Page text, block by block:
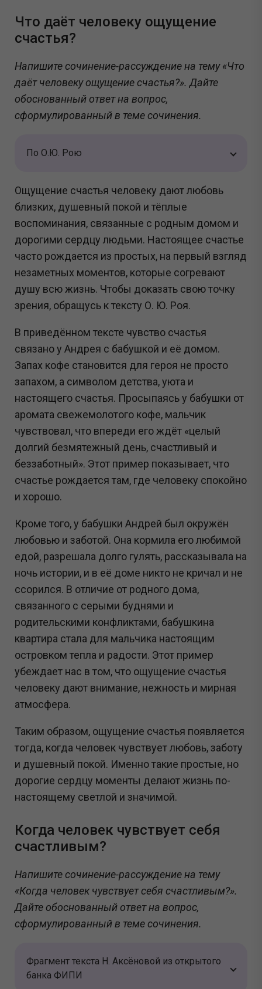
Что даёт человеку ощущение
счастья?
Напишите сочинение-рассуждение на тему «Что
даёт человеку ощущение счастья?». Дайте
обоснованный ответ на вопрос,
сформулированный в теме сочинения.
По О.Ю. Рою
Ощущение счастья человеку дают любовь
близких, душевный покой и тёплые
воспоминания, связанные с родным домом и
дорогими сердцу людьми. Настоящее счастье
часто рождается из простых, на первый взгляд
незаметных моментов, которые согревают
душу всю жизнь. Чтобы доказать свою точку
зрения, обращусь к тексту О. Ю. Роя.
В приведённом тексте чувство счастья
связано у Андрея с бабушкой и её домом.
Запах кофе становится для героя не просто
запахом, а символом детства, уюта и
настоящего счастья. Просыпаясь у бабушки от
аромата свежемолотого кофе, мальчик
чувствовал, что впереди его ждёт «целый
долгий безмятежный день, счастливый и
беззаботный». Этот пример показывает, что
счастье рождается там, где человеку спокойно
и хорошо.
Кроме того, у бабушки Андрей был окружён
любовью и заботой. Она кормила его любимой
едой, разрешала долго гулять, рассказывала на
ночь истории, и в её доме никто не кричал и не
ссорился. В отличие от родного дома,
связанного с серыми буднями и
родительскими конфликтами, бабушкина
квартира стала для мальчика настоящим
островком тепла и радости. Этот пример
убеждает нас в том, что ощущение счастья
человеку дают внимание, нежность и мирная
атмосфера.
Таким образом, ощущение счастья появляется
тогда, когда человек чувствует любовь, заботу
и душевный покой. Именно такие простые, но
дорогие сердцу моменты делают жизнь по-
настоящему светлой и значимой.
Когда человек чувствует себя
счастливым?
Напишите сочинение-рассуждение на тему
«Когда человек чувствует себя счастливым?».
Дайте обоснованный ответ на вопрос,
сформулированный в теме сочинения.
Фрагмент текста Н. Аксёновой из открытого
банка ФИПИ